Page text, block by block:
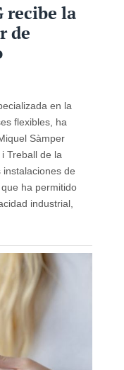
recibe la
de
en la
flexibles, ha
Sàmper
Treball de la
de
ha permitido
industrial,